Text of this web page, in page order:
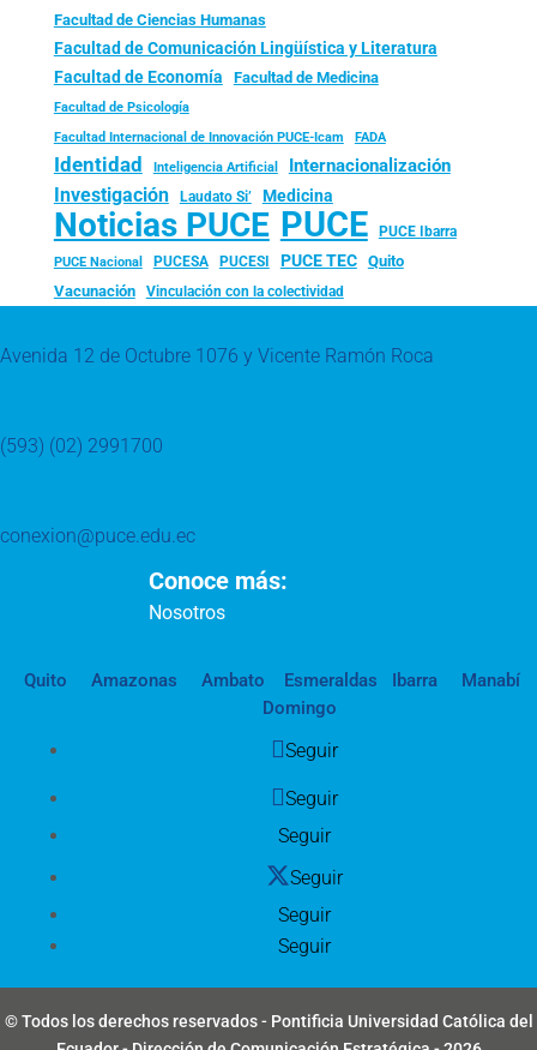
Facultad de Ciencias Humanas
Facultad de Comunicación Lingüística y Literatura
Facultad de Economía Facultad de Medicina
Facultad de Psicología
Facultad Internacional de Innovación PUCE-Icam FADA
Identidad Inteligencia Artificial Internacionalización
Investigación Laudato Si’ Medicina
Noticias PUCE PUCE PUCE Ibarra
PUCE Nacional PUCESA PUCESI PUCE TEC
Quito
Vacunación
Vinculación con la colectividad
Avenida 12 de Octubre 1076 y Vicente Ramón Roca
(593) (02) 2991700
conexion@puce.edu.ec
Conoce más:
Nosotros
Quito Amazonas Ambato Esmeraldas Ibarra
Manabí
Domingo
Seguir
Seguir
Seguir
Seguir
Seguir
Seguir
© Todos los derechos reservados - Pontificia Universidad Católica del